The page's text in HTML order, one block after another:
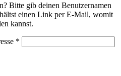
Bitte gib deinen Benutzernamen
einen Link per E-Mail, womit
kannst.
*